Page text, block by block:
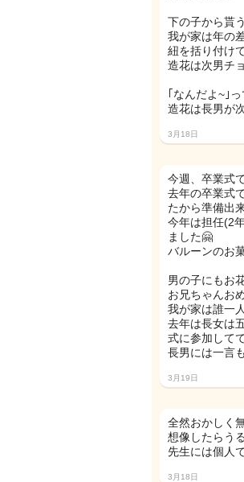
下の子から貰
我が家は年の
紐を括り付け
造花は次男チ
｢なんだよ~｣
造花は長男が
3月18日
今週、卒業式
去年の卒業式
たから準備出
今年は担任(2
ました🤗
バルーンのお
男の子にもお
お兄ちゃんお
我が家は誰一
去年は長女は
式に参加して
長男には一言
3月19日
全然おかしく
想像したらう
先生には個人
3月18日